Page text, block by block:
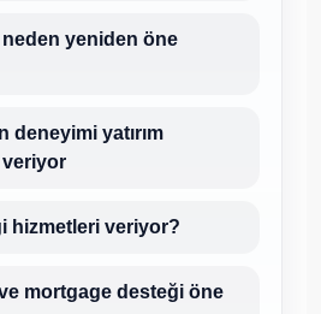
neden yeniden öne
deneyimi yatırım
veriyor
hizmetleri veriyor?
mortgage desteği öne